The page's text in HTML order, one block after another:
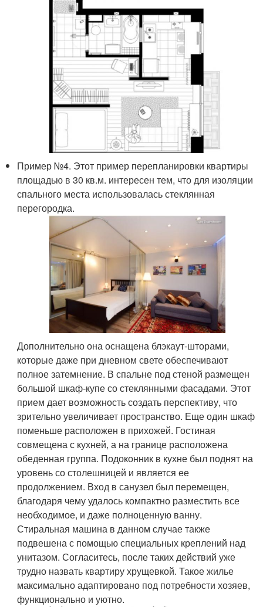
Пример №4. Этот пример перепланировки квартиры
площадью в 30 кв.м. интересен тем, что для изоляции
спального места использовалась стеклянная
перегородка.
Дополнительно она оснащена блэкаут-шторами,
которые даже при дневном свете обеспечивают
полное затемнение. В спальне под стеной размещен
большой шкаф-купе со стеклянными фасадами. Этот
прием дает возможность создать перспективу, что
зрительно увеличивает пространство. Еще один шкаф
поменьше расположен в прихожей. Гостиная
совмещена с кухней, а на границе расположена
обеденная группа. Подоконник в кухне был поднят на
уровень со столешницей и является ее
продолжением. Вход в санузел был перемещен,
благодаря чему удалось компактно разместить все
необходимое, и даже полноценную ванну.
Стиральная машина в данном случае также
подвешена с помощью специальных креплений над
унитазом. Согласитесь, после таких действий уже
трудно назвать квартиру хрущевкой. Такое жилье
максимально адаптировано под потребности хозяев,
функционально и уютно.